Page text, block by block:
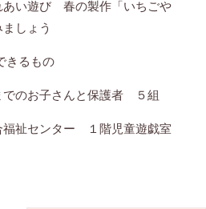
遊び 春の製作「いちごや
ましょう
きるもの
のお子さんと保護者 ５組
センター １階児童遊戯室